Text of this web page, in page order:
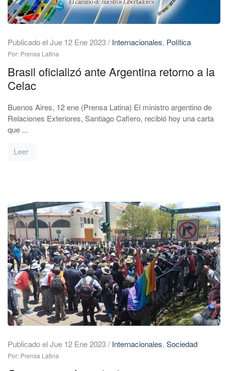
Publicado el Jue 12 Ene 2023/ Internacionales, Política
Por: Prensa Latina
Brasil oficializó ante Argentina retorno a la
Celac
Buenos Aires, 12 ene (Prensa Latina) El ministro argentino de
Relaciones Exteriores, Santiago Cafiero, recibió hoy una carta
que ...
Leer
Publicado el Jue 12 Ene 2023/ Internacionales, Sociedad
Por: Prensa Latina